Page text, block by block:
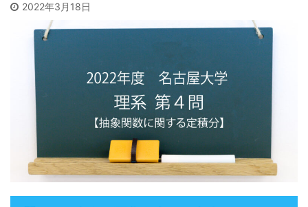
2022年3月18日